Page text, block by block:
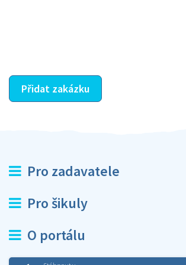
Přidat zakázku
Pro zadavatele
Pro šikuly
O portálu